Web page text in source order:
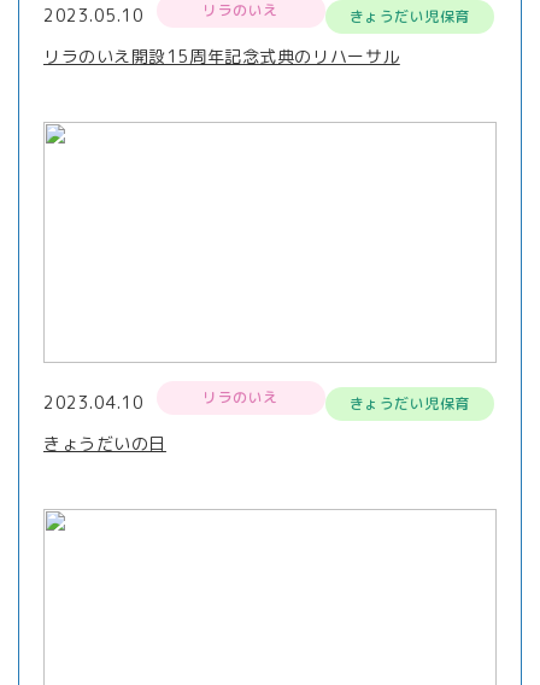
2023.05.10 リラのいえ きょうだい児保育
リラのいえ開設15周年記念式典のリハーサル
2023.04.10 リラのいえ きょうだい児保育
きょうだいの日